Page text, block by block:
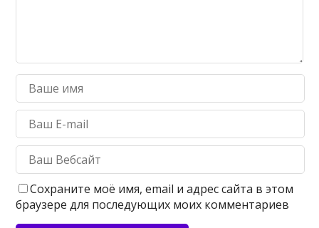
Сохраните моё имя, email и адрес сайта в этом
браузере для последующих моих комментариев